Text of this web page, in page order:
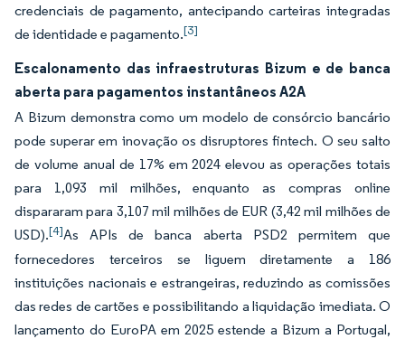
credenciais de pagamento, antecipando carteiras integradas
de identidade e pagamento.[3]
Escalonamento das infraestruturas Bizum e de banca
aberta para pagamentos instantâneos A2A
A Bizum demonstra como um modelo de consórcio bancário
pode superar em inovação os disruptores fintech. O seu salto
de volume anual de 17% em 2024 elevou as operações totais
para 1,093 mil milhões, enquanto as compras online
dispararam para 3,107 mil milhões de EUR (3,42 mil milhões de
USD).[4]As APIs de banca aberta PSD2 permitem que
fornecedores terceiros se liguem diretamente a 186
instituições nacionais e estrangeiras, reduzindo as comissões
das redes de cartões e possibilitando a liquidação imediata. O
lançamento do EuroPA em 2025 estende a Bizum a Portugal,